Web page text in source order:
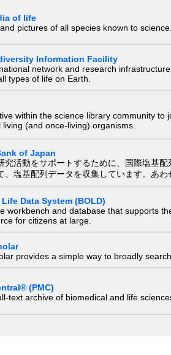
of life
pictures of all species known to science.
Information Facility
network and research
types of life on Earth.
within the science library community
living (and once-living) organisms.
of Japan
究活動をサポートするために、国際塩基
、塩基配列データを収集しています。あ
Data System (BOLD)
workbench and database that supports
for citizens at large.
provides a simple way to broadly
(PMC)
text archive of biomedical and life